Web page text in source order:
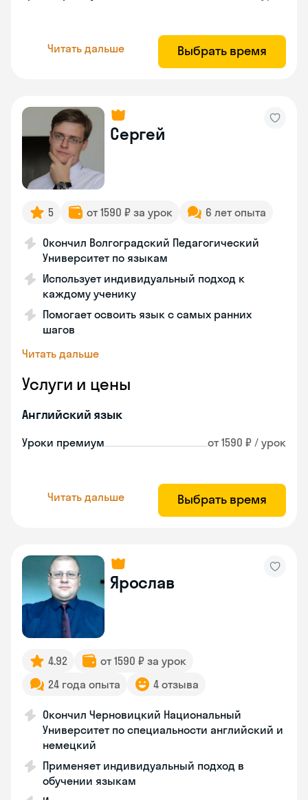
Читать дальше Выбрать время
Сергей
5 от 1590 ₽ за урок 6 лет опыта
Окончил Волгоградский Педагогический
Университет по языкам
Использует индивидуальный подход к
каждому ученику
Помогает освоить язык с самых ранних
шагов
Читать дальше
Услуги и цены
Английский язык
Уроки премиум от 1590 ₽ / урок
Читать дальше Выбрать время
Ярослав
4.92
от 1590 ₽ за урок
24 года опыта
4 отзыва
Окончил Черновицкий Национальный
Университет по специальности английский и
немецкий
Применяет индивидуальный подход в
обучении языкам